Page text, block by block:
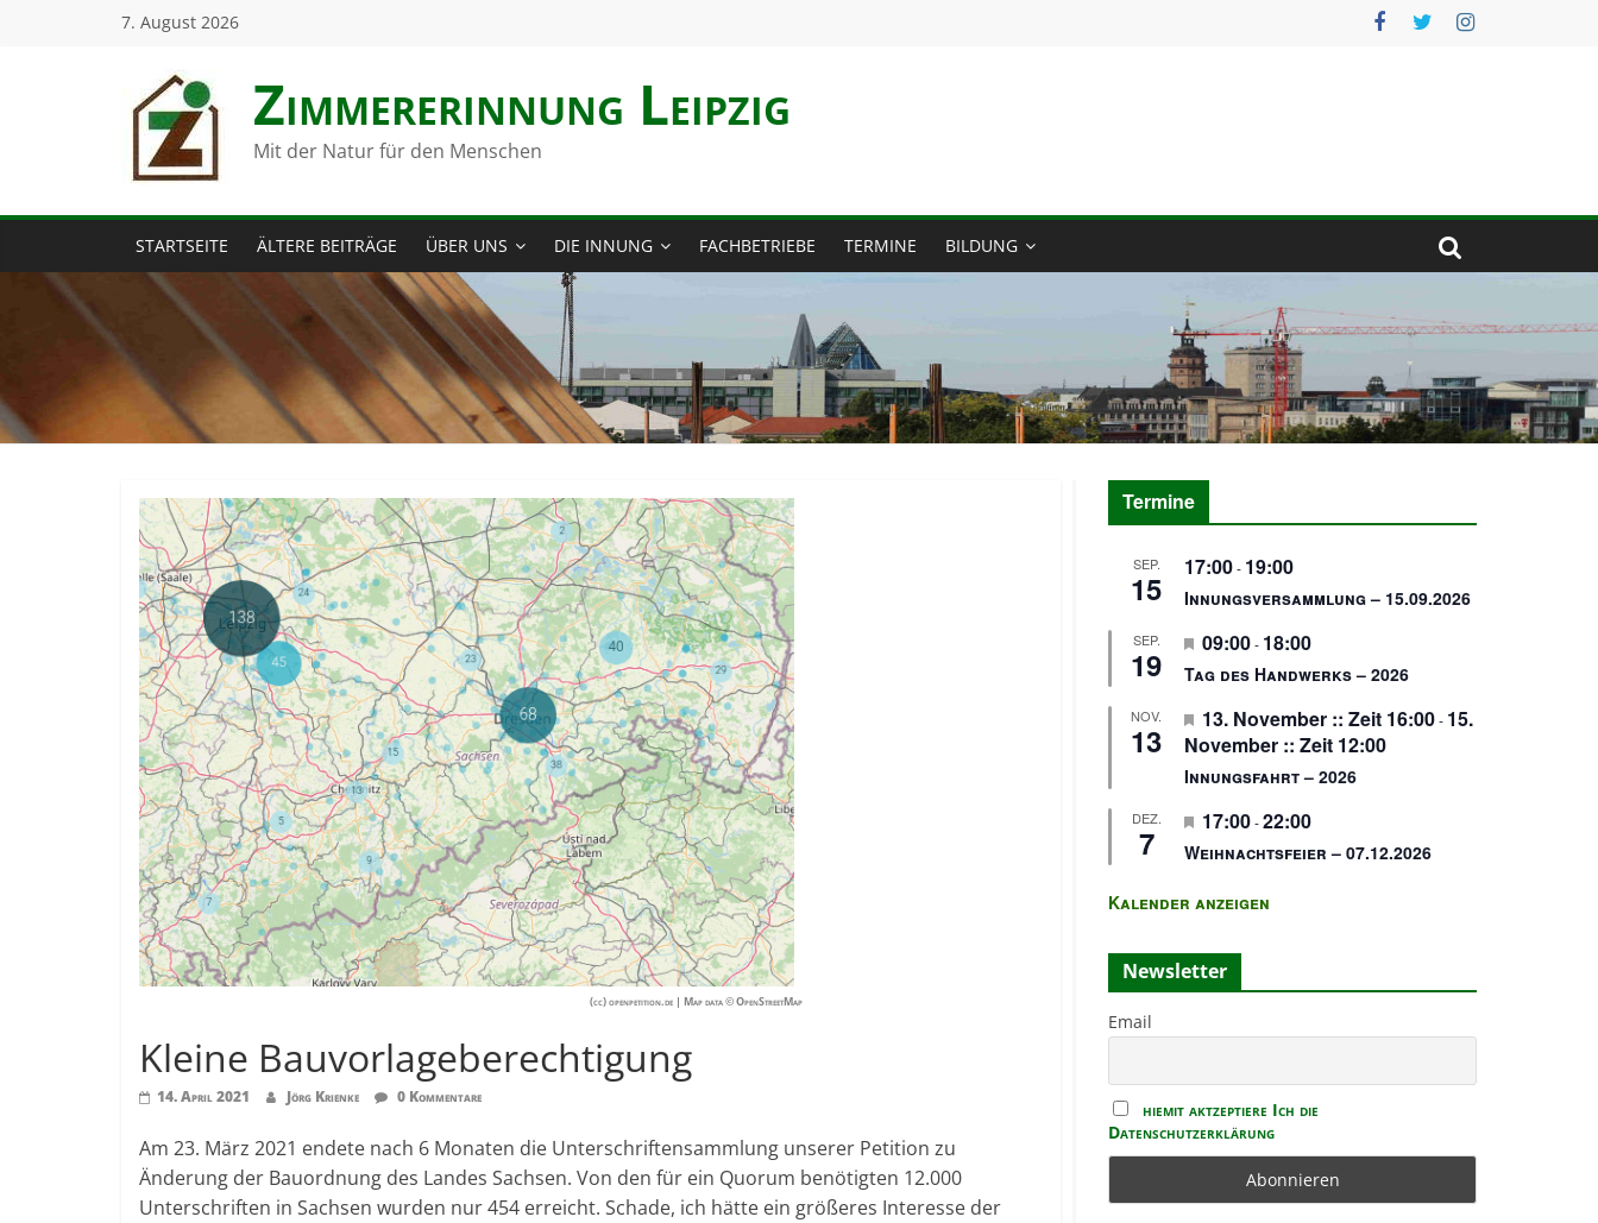
7. August 2026
Zimmerer­innung Leipzig
Mit der Natur für den Menschen
STARTSEITE ÄLTERE BEITRÄGE ÜBER UNS DIE INNUNG FACHBETRIEBE TERMINE BILDUNG
(cc) openpetition.de | Map data © OpenStreetMap
Kleine Bauvorlage­berechtigung
14. April 2021 Jörg Krienke 0 Kommentare
Am 23. März 2021 endete nach 6 Monaten die Unterschriftensammlung unserer Petition zu
Änderung der Bauordnung des Landes Sachsen. Von den für ein Quorum benötigten 12.000
Unterschriften in Sachsen wurden nur 454 erreicht. Schade, ich hätte ein größeres Interesse der
Termine
SEP.
15
17:00- 19:00
Innungsversammlung – 15.09.2026
SEP.
19
H
e
v
o
r
e
h
b
n
09:00- 18:00
Tag des Handwerks – 2026
NOV.
13
H
e
r
o
r
e
o
b
n
13. November :: Zeit 16:00- 15.
November :: Zeit 12:00
Innungsfahrt – 2026
DEZ.
7
H
e
v
r
g
b
e
n
17:00-22:00
Weihnachtsfeier – 07.12.2026
Kalender anzeigen
Newsletter
Email
hiemit aktzeptiere Ich die
Datenschutzerklärung